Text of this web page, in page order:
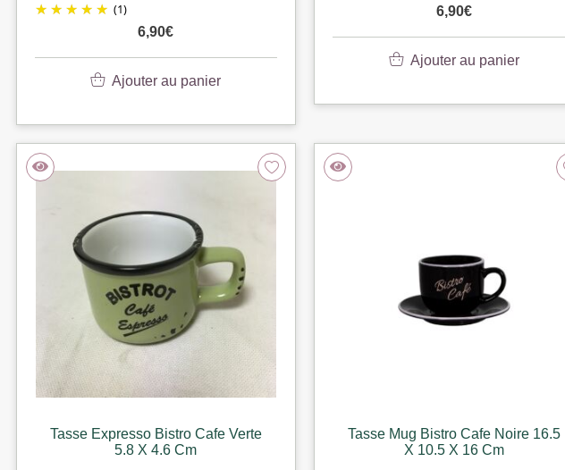
(1)
6,90€
Ajouter au panier
6,90€
Ajouter au panier
Tasse Expresso Bistro Cafe Verte
5.8 X 4.6 Cm
Tasse Mug Bistro Cafe Noire 16.5
X 10.5 X 16 Cm